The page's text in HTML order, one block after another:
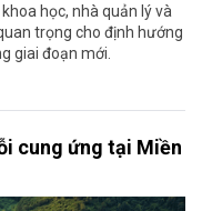
học, nhà quản lý và
trọng cho định hướng
giai đoạn mới.
cung ứng tại Miền